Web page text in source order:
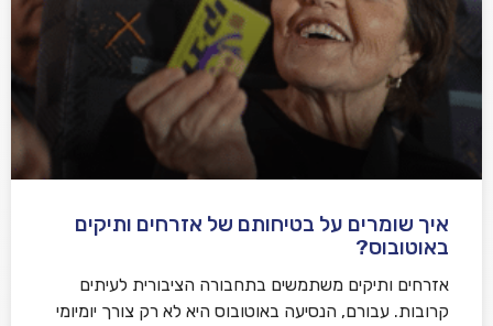
איך שומרים על בטיחותם של אזרחים ותיקים
באוטובוס?
אזרחים ותיקים משתמשים בתחבורה הציבורית לעיתים
קרובות. עבורם, הנסיעה באוטובוס היא לא רק צורך יומיומי